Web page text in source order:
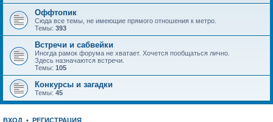
Оффтопик
Сюда все темы, не имеющие прямого отношения к метро.
Темы: 393
Встречи и сабвейки
Иногда рамок форума не хватает. Хочется пообщаться лично.
Здесь назначаются встречи.
Темы: 105
Конкурсы и загадки
Темы: 45
ВХОД • РЕГИСТРАЦИЯ